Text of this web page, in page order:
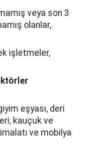
veya son 3
olanlar,
işletmeler,
eşyası, deri
kauçuk ve
ve mobilya